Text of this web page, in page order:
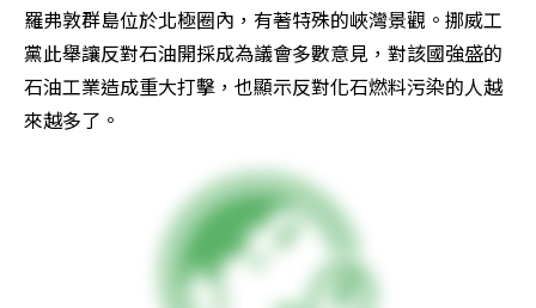
羅弗敦群島位於北極圈內，有著特殊的峽灣景觀。挪威工
黨此舉讓反對石油開採成為議會多數意見，對該國強盛的
石油工業造成重大打擊，也顯示反對化石燃料污染的人越
來越多了。